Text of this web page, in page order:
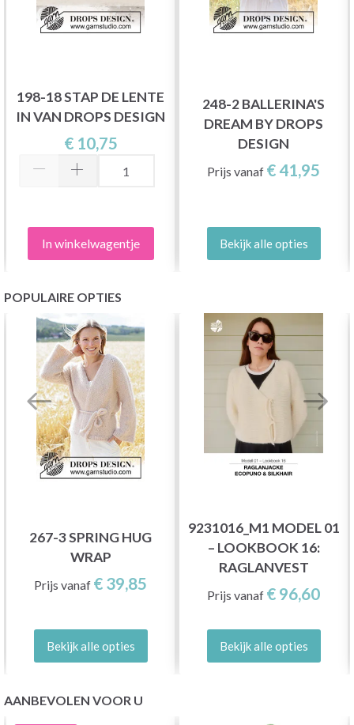
198-18 STAP DE LENTE
IN VAN DROPS DESIGN
€ 10,75
In winkelwagentje
248-2 BALLERINA'S
DREAM BY DROPS
DESIGN
Prijs vanaf € 41,95
Bekijk alle opties
POPULAIRE OPTIES
267-3 SPRING HUG
WRAP
Prijs vanaf € 39,85
Bekijk alle opties
9231016_M1 MODEL 01
– LOOKBOOK 16:
RAGLANVEST
Prijs vanaf € 96,60
Bekijk alle opties
AANBEVOLEN VOOR U